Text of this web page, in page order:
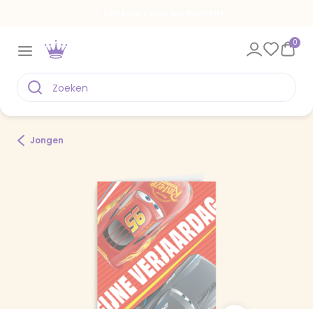
0
Jongen